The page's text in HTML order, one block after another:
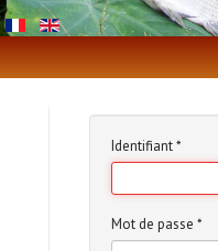
Identifiant*
Mot de passe *